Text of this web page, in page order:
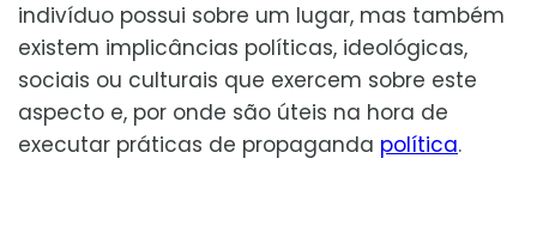
indivíduo possui sobre um lugar, mas também
existem implicâncias políticas, ideológicas,
sociais ou culturais que exercem sobre este
aspecto e, por onde são úteis na hora de
executar práticas de propaganda política.